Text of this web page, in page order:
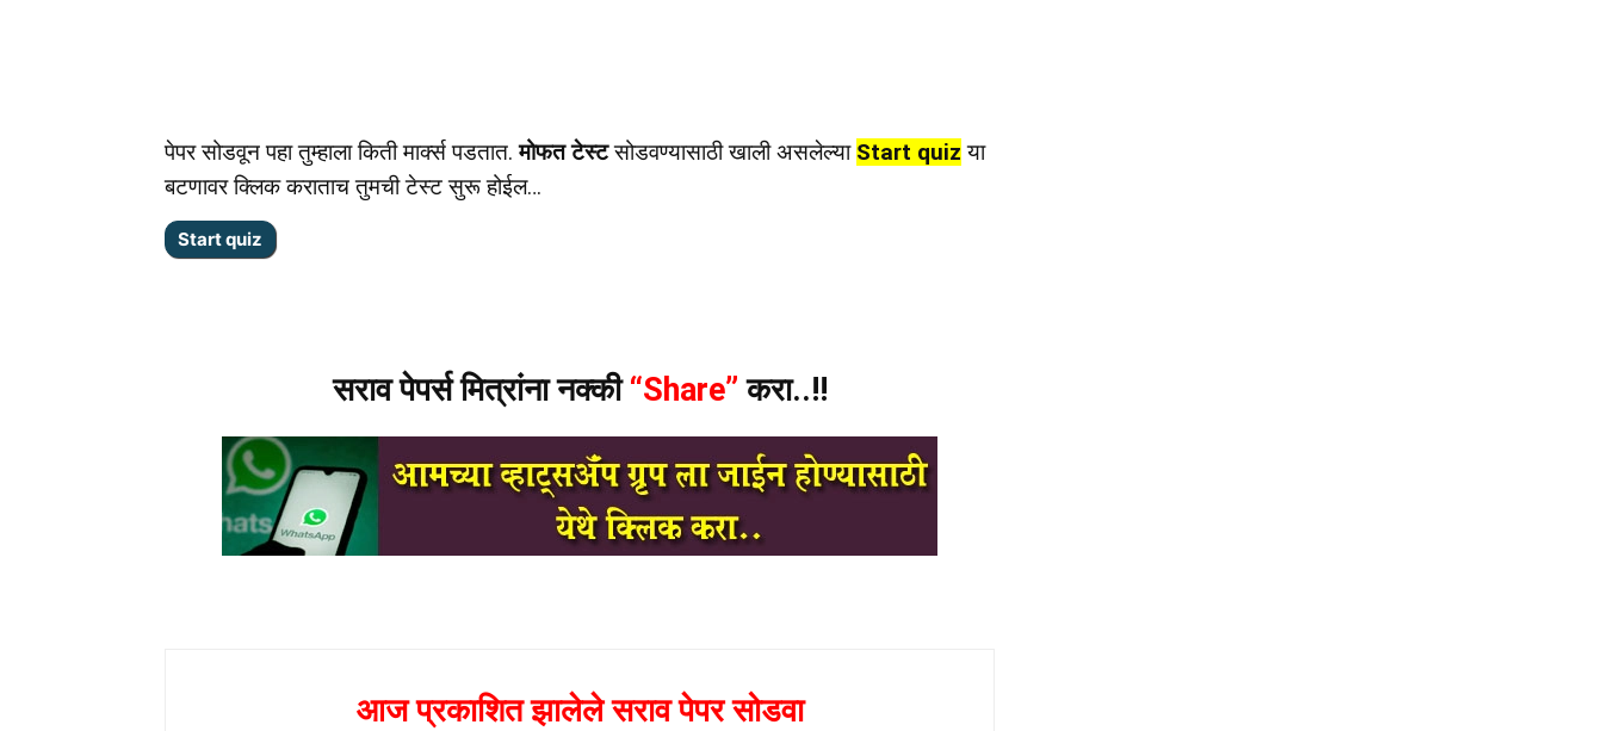
पेपर सोडवून पहा तुम्हाला किती मार्क्स पडतात.मोफत टेस्टसोडवण्यासाठी खाली असलेल्या Start quiz या
बटणावर क्लिक कराताच तुमची टेस्ट सुरू होईल…
सराव पेपर्स मित्रांना नक्की“Share” करा..!!
आज प्रकाशित झालेले सराव पेपर सोडवा